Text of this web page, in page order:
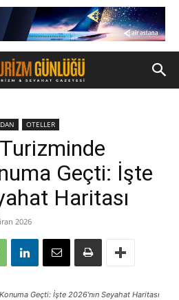
OTELLER
Geçti: İşte
Haritası
2026
Geçti: İşte 2026'nın Seyahat Haritası